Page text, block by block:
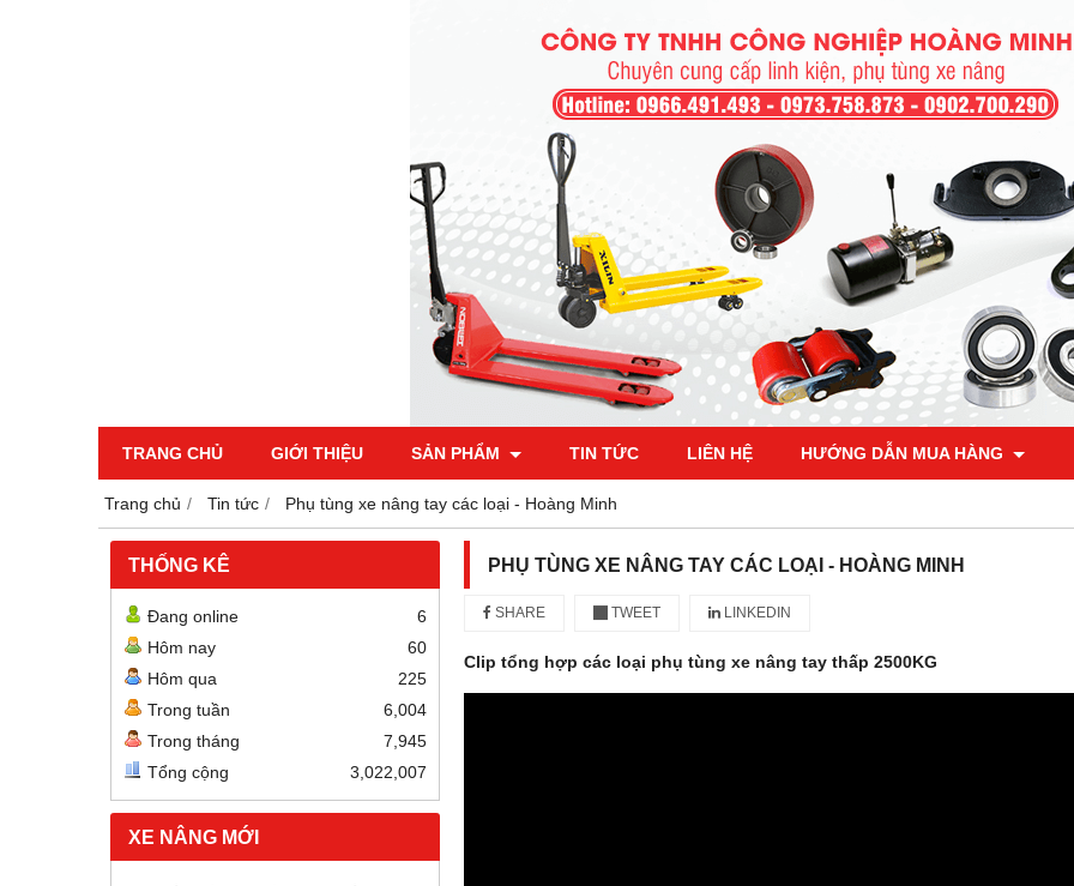
TRANG CHỦ GIỚI THIỆU SẢN PHẨM TIN TỨC LIÊN HỆ HƯỚNG DẪN MUA HÀNG
Trang chủ Tin tức Phụ tùng xe nâng tay các loại - Hoàng Minh
THỐNG KÊ
Đang online
6
Hôm nay
60
Hôm qua
225
Trong tuần
6,004
Trong tháng
7,945
Tổng cộng
3,022,007
XE NÂNG MỚI
PHỤ TÙNG XE NÂNG TAY CÁC LOẠI - HOÀNG MINH
SHARE TWEET LINKEDIN
Clip tổng hợp các loại phụ tùng xe nâng tay thấp 2500KG